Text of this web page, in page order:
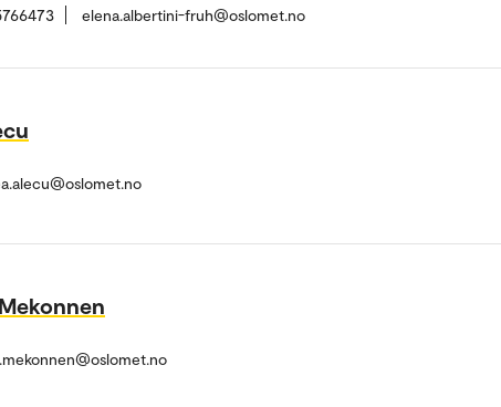
elena.albertini-fruh@oslomet.no